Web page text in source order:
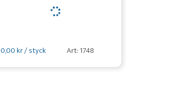
0,00 kr / styck Art: 1748